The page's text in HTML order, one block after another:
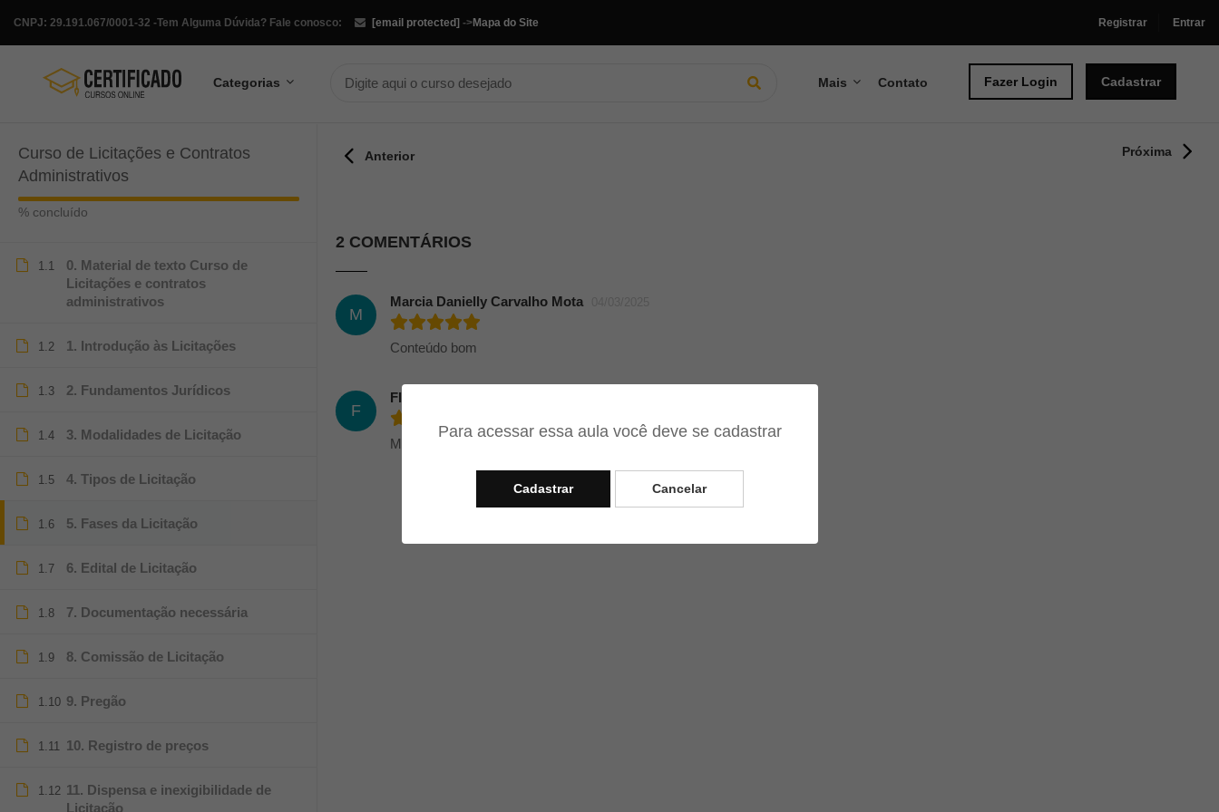
Para acessar essa aula você deve se cadastrar
Cadastrar Cancelar
Tem Alguma Dúvida? Fale conosco: [email protected]
CNPJ: 29.191.067/0001-32 - ->Mapa do Site Registrar Entrar
Categorias Mais Contato Fazer Login Cadastrar
Curso de Licitações e Contratos
Administrativos
% concluído
1.1
0. Material de texto Curso de
Licitações e contratos
administrativos
1.2 1. Introdução às Licitações
1.3 2. Fundamentos Jurídicos
1.4 3. Modalidades de Licitação
1.5 4. Tipos de Licitação
1.6 5. Fases da Licitação
1.7 6. Edital de Licitação
1.8 7. Documentação necessária
1.9 8. Comissão de Licitação
1.10 9. Pregão
1.11 10. Registro de preços
1.12 11. Dispensa e inexigibilidade de
Licitação
Anterior Próxima
2 COMENTÁRIOS
M
Marcia Danielly Carvalho Mota
Conteúdo bom
F
FIDEL FERREIRA LEITE
Material muito bom